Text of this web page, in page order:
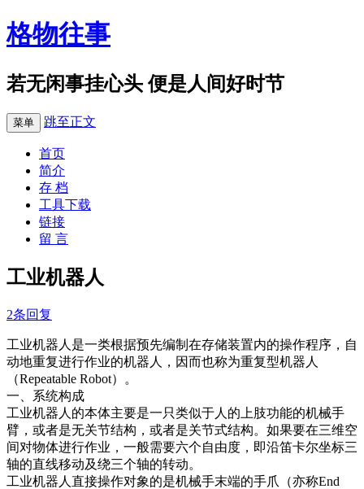
格物往事
若无闲事挂心头 便是人间好时节
菜单 跳至正文
首页
简介
存 档
工具下载
链接
留 言
工业机器人
2条回复
工业机器人是一类根据预先编制在存储装置内的操作程序，自
动地重复进行作业的机器人，因而也称为重复型机器人
（Repeatable Robot）。
一、系统构成
工业机器人的本体主要是一只类似于人的上肢功能的机械手
臂，或者是无关节结构，或者是关节式结构。如果要在三维空
间对物体进行作业，一般需要六个自由度，即沿笛卡尔坐标三
轴的直线移动及绕三个轴的转动。
工业机器人直接操作对象的是机械手末端的手爪（亦称End